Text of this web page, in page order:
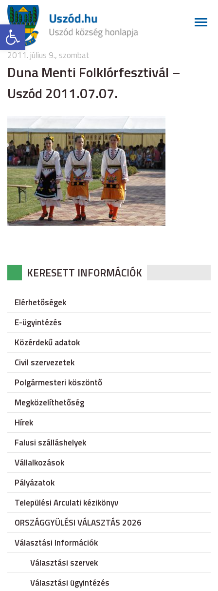
Eszköztár megnyitása
2011. július 9., szombat
Duna Menti Folklórfesztivál –
Uszód 2011.07.07.
KERESETT INFORMÁCIÓK
Elérhetőségek
E-ügyintézés
Közérdekű adatok
Civil szervezetek
Polgármesteri köszöntő
Megközelíthetőség
Hírek
Falusi szálláshelyek
Vállalkozások
Pályázatok
Települési Arculati kézikönyv
ORSZÁGGYÜLÉSI VÁLASZTÁS 2026
Választási Információk
Választási szervek
Választási ügyintézés